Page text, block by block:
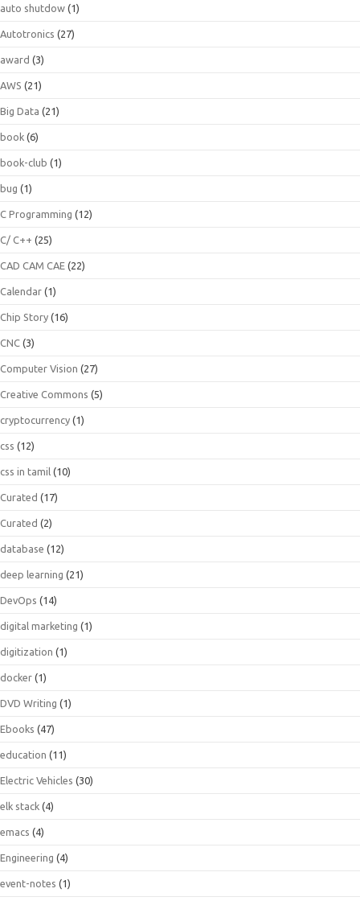
auto shutdow (1)
Autotronics (27)
award (3)
AWS (21)
Big Data (21)
book (6)
book-club (1)
bug (1)
C Programming (12)
C/ C++ (25)
CAD CAM CAE (22)
Calendar (1)
Chip Story (16)
CNC (3)
Computer Vision (27)
Creative Commons (5)
cryptocurrency (1)
css (12)
css in tamil (10)
Curated (17)
Curated (2)
database (12)
deep learning (21)
DevOps (14)
digital marketing (1)
digitization (1)
docker (1)
DVD Writing (1)
Ebooks (47)
education (11)
Electric Vehicles (30)
elk stack (4)
emacs (4)
Engineering (4)
event-notes (1)